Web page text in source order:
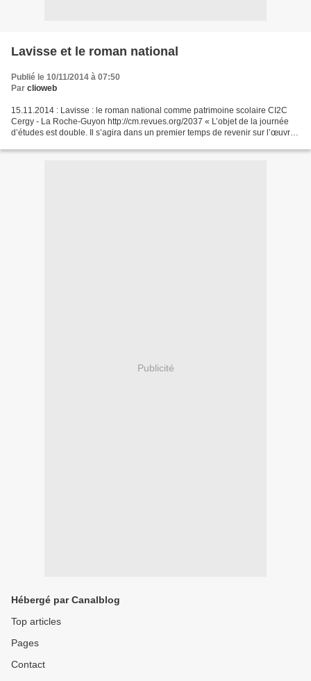
Lavisse et le roman national
Publié le 10/11/2014 à 07:50
Par clioweb
15.11.2014 : Lavisse : le roman national comme patrimoine scolaire CI2C
Cergy - La Roche-Guyon http://cm.revues.org/2037 « L’objet de la journée
d’études est double. Il s’agira dans un premier temps de revenir sur l’œuvre
Publicité
Hébergé par Canalblog
Top articles
Pages
Contact